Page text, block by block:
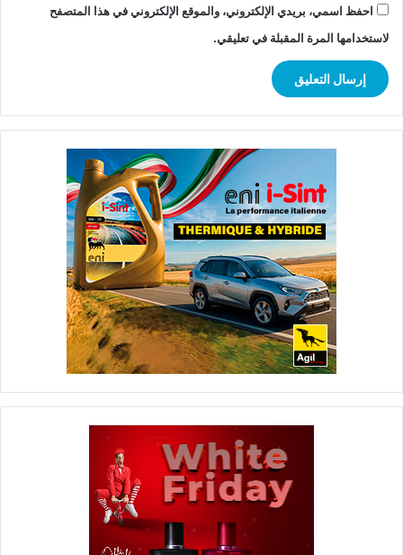
احفظ اسمي، بريدي الإلكتروني، والموقع الإلكتروني في هذا المتصفح
لاستخدامها المرة المقبلة في تعليقي.